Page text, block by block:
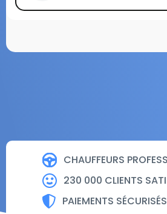
CHAUFFEURS
230 000 CLIENTS
PAIEMENTS